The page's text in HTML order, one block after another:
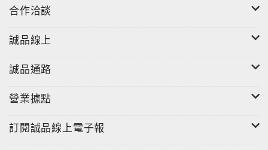
合作洽談
誠品線上
誠品通路
營業據點
訂閱誠品線上電子報